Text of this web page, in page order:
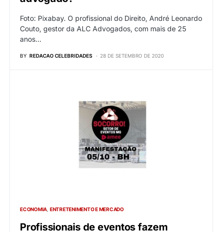
Foto: Pixabay. O profissional do Direito, André Leonardo
Couto, gestor da ALC Advogados, com mais de 25
anos…
BY REDACAO CELEBRIDADES 28 DE SETEMBRO DE 2020
ECONOMIA ENTRETENIMENTO E MERCADO
Profissionais de eventos fazem